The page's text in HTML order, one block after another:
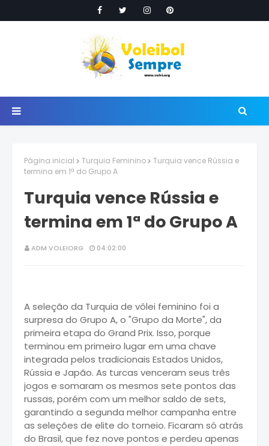
Página inicial Turquia Feminino
Turquia vence Rússia e
termina em 1ª do Grupo A
Turquia vence Rússia e
termina em 1ª do Grupo A
ADM VOLEIORG 04:02:00
A seleção da Turquia de vôlei feminino foi a
surpresa do Grupo A, o "Grupo da Morte", da
primeira etapa do Grand Prix. Isso, porque
terminou em primeiro lugar em uma chave
integrada pelos tradicionais Estados Unidos,
Rússia e Japão. As turcas venceram seus três
jogos e somaram os mesmos sete pontos das
russas, porém com um melhor saldo de sets,
garantindo a segunda melhor campanha entre
as seleções de elite do torneio. Ficaram só atrás
do Brasil, que fez nove pontos e perdeu apenas